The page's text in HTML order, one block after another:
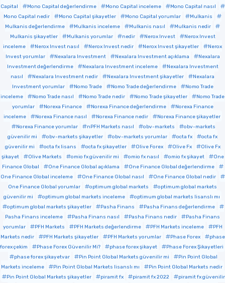
Capital
Mono Capital değerlendirme Mono Capital inceleme
Mono Capital nasıl
Mono Capital nedir
Mono Capital şikayetler Mono Capital yorumlar
Mulkanis
Mulkanis değerlendirme
Mulkanis inceleme Mulkanis nasıl
Mulkanis nedir
Mulkanis şikayetler
Mulkanis yorumlar nedir Nerox Invest
Nerox Invest
inceleme
Nerox Invest nasıl Nerox Invest nedir Nerox Invest şikayetler
Nerox
Invest yorumlar
Nexalara Investment Nexalara Investment açıklama
Nexalara
Investment değerlendirme
Nexalara Investment inceleme
Nexalara Investment
nasıl
Nexalara Investment nedir Nexalara Investment şikayetler
Nexalara
Investment yorumlar
Nomo Trade Nomo Trade değerlendirme
Nomo Trade
inceleme
Nomo Trade nasıl Nomo Trade nedir Nomo Trade şikayetler
Nomo Trade
yorumlar
Norexa Finance Norexa Finance değerlendirme
Norexa Finance
inceleme
Norexa Finance nasıl Norexa Finance nedir
Norexa Finance şikayetler
Norexa Finance yorumlar
nPFH Markets nasıl obv-markets
obv-markets
güvenilir mi
obv-markets şikayetler obv-markets yorumlar octa fx
octa fx
güvenilir mi
octa fx lisans octa fx şikayetler Olive Forex Olive Fx
Olive Fx
şikayet
Olive Markets omio fx güvenilir mi omio fx nasıl omio fx şikayet
One
Finance Global
One Finance Global açıklama
One Finance Global değerlendirme
One Finance Global inceleme
One Finance Global nasıl
One Finance Global nedir
One Finance Global yorumlar
optimum global markets
optimum global markets
güvenilir mi
optimum global markets inceleme
optimum global markets lisanslı mı
optimum global markets şikayetler
Pasha Finans
Pasha Finans değerlendirme
Pasha Finans inceleme
Pasha Finans nasıl Pasha Finans nedir
Pasha Finans
yorumlar
PFH Markets PFH Markets değerlendirme PFH Markets inceleme
PFH
Markets nedir
PFH Markets şikayetler PFH Markets yorumlar Phase Forex
phase
forex çekim
Phase Forex Güvenilir Mi? phase forex şikayet
Phase Forex Şikayetleri
phase forex şikayetvar
Pin Point Global Markets güvenilir mi
Pin Point Global
Markets inceleme
Pin Point Global Markets lisanslı mı
Pin Point Global Markets nedir
Pin Point Global Markets şikayetler
piramit fx piramit fx 2022
piramit fx güvenilir